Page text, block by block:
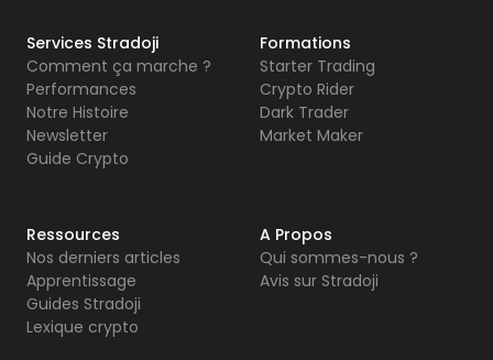
Services Stradoji
Comment ça marche ?
Performances
Notre Histoire
Newsletter
Guide Crypto
Formations
Starter Trading
Crypto Rider
Dark Trader
Market Maker
Ressources
Nos derniers articles
Apprentissage
Guides Stradoji
Lexique crypto
A Propos
Qui sommes-nous ?
Avis sur Stradoji